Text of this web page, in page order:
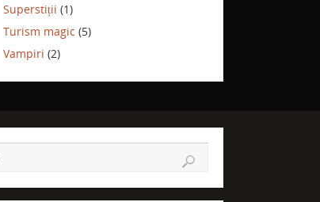
Superstiții (1)
Turism magic (5)
Vampiri (2)